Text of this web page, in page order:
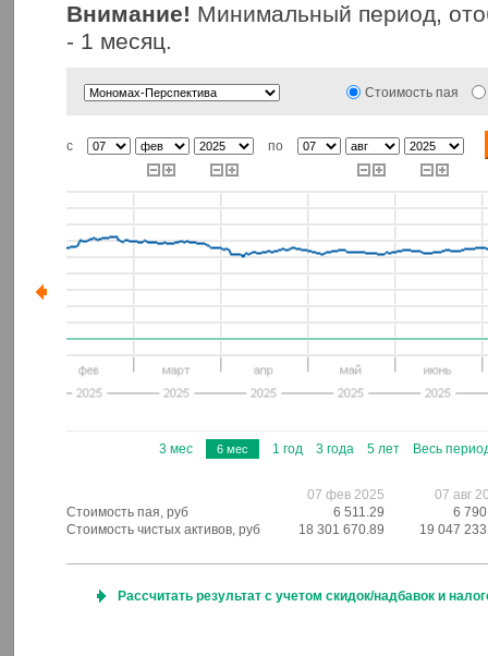
Внимание! Минимальный период,
- 1 месяц.
Стоимость пая
с по
3 мес 6 мес 1 год 3 года 5 лет Весь
07 фев 2025
07 авг
Стоимость пая, руб
6 511.29
6
Стоимость чистых активов, руб
18 301 670.89 19 047
Рассчитать результат с учетом скидок/надбавок и